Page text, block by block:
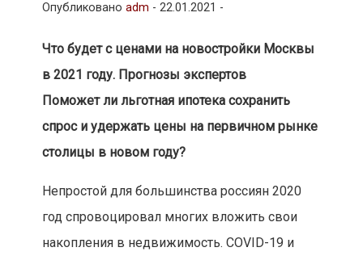
Опубликовано adm - 22.01.2021 -
Что будет с ценами на новостройки Москвы
в 2021 году. Прогнозы экспертов
Поможет ли льготная ипотека сохранить
спрос и удержать цены на первичном рынке
столицы в новом году?
Непростой для большинства россиян 2020
год спровоцировал многих вложить свои
накопления в недвижимость. COVID-19 и